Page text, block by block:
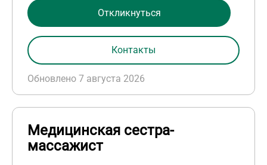
Обновлено 7 августа 2026
Откликнуться
Контакты
Медицинская сестра-
массажист